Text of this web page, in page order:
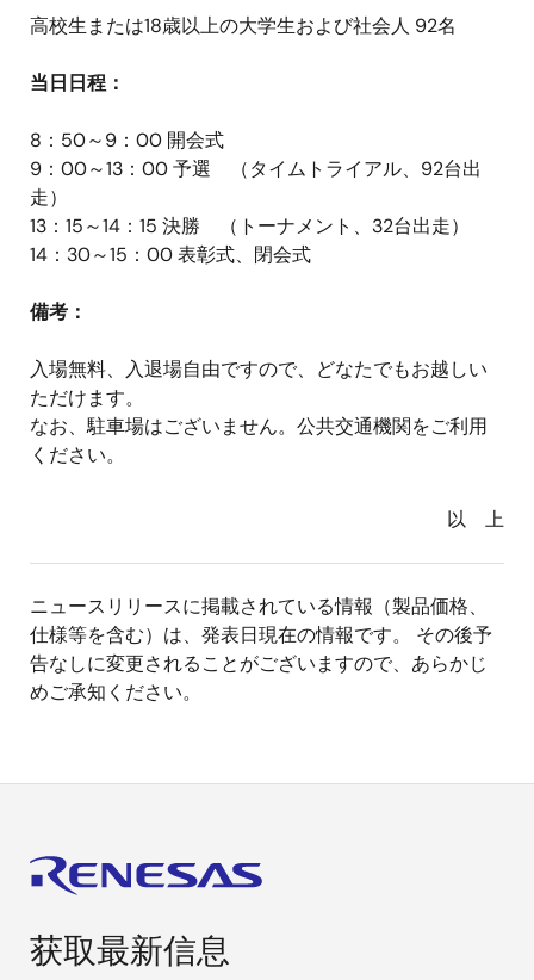
高校生または18歳以上の大学生および社会人 92名
当日日程：
8：50～9：00 開会式
9：00～13：00 予選 （タイムトライアル、92台出
走）
13：15～14：15 決勝 （トーナメント、32台出走）
14：30～15：00 表彰式、閉会式
備考：
入場無料、入退場自由ですので、どなたでもお越しい
ただけます。
なお、駐車場はございません。公共交通機関をご利用
ください。
以 上
ニュースリリースに掲載されている情報（製品価格、
仕様等を含む）は、発表日現在の情報です。 その後予
告なしに変更されることがございますので、あらかじ
めご承知ください。
获取最新信息